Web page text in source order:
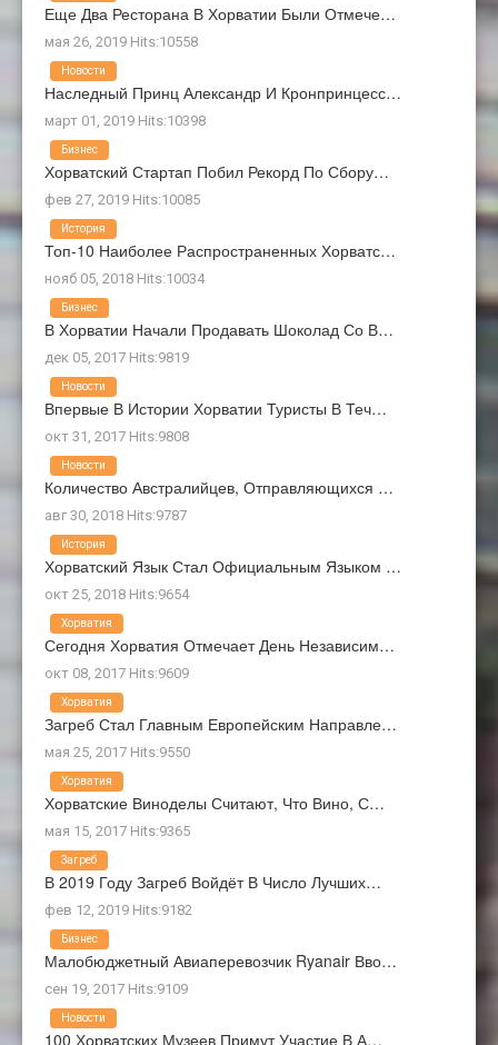
Еще Два Ресторана В Хорватии Были Отмече…
мая 26, 2019 Hits:10558
Наследный Принц Александр И Кронпринцесс…
март 01, 2019 Hits:10398
Новости
Хорватский Стартап Побил Рекорд По Сбору…
фев 27, 2019 Hits:10085
Бизнес
Топ-10 Наиболее Распространенных Хорватс…
нояб 05, 2018 Hits:10034
История
В Хорватии Начали Продавать Шоколад Со В…
дек 05, 2017 Hits:9819
Бизнес
Впервые В Истории Хорватии Туристы В Теч…
окт 31, 2017 Hits:9808
Новости
Количество Австралийцев, Отправляющихся …
авг 30, 2018 Hits:9787
Новости
Хорватский Язык Стал Официальным Языком …
окт 25, 2018 Hits:9654
История
Сегодня Хорватия Отмечает День Независим…
окт 08, 2017 Hits:9609
Хорватия
Загреб Стал Главным Европейским Направле…
мая 25, 2017 Hits:9550
Хорватия
Хорватские Виноделы Считают, Что Вино, С…
мая 15, 2017 Hits:9365
Хорватия
В 2019 Году Загреб Войдёт В Число Лучших…
фев 12, 2019 Hits:9182
Загреб
Малобюджетный Авиаперевозчик Ryanair Вво…
сен 19, 2017 Hits:9109
Бизнес
100 Хорватских Музеев Примут Участие В А…
Новости